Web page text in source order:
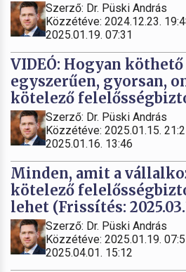
Szerző: Dr. Püski András
Közzétéve: 2024.12.23.
2025.01.19. 07:31
VIDEÓ: Hogyan
egyszerűen, gyorsan,
kötelező
Szerző: Dr. Püski András
Közzétéve: 2025.01.15.
2025.01.16. 13:46
Minden, amit a
kötelező
lehet (Frissítés:
Szerző: Dr. Püski András
Közzétéve: 2025.01.19.
2025.04.01. 15:12